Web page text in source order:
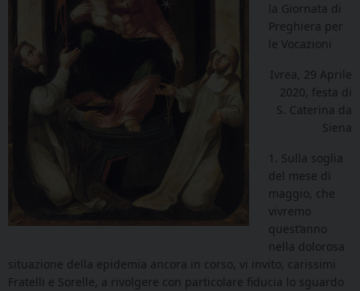
la Giornata di
Preghiera per
le Vocazioni
Ivrea, 29 Aprile
2020, festa di
S. Caterina da
Siena
1. Sulla soglia
del mese di
maggio, che
vivremo
quest’anno
nella dolorosa
situazione della epidemia ancora in corso, vi invito, carissimi
Fratelli e Sorelle, a rivolgere con particolare fiducia lo sguardo